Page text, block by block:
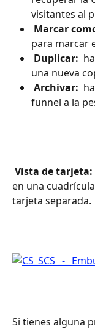
visitantes al
Marcar
para marcar
Duplicar:
una nueva
Archivar:
funnel a la
Vista de tarjeta:
en una
tarjeta separada.
Si tienes alguna